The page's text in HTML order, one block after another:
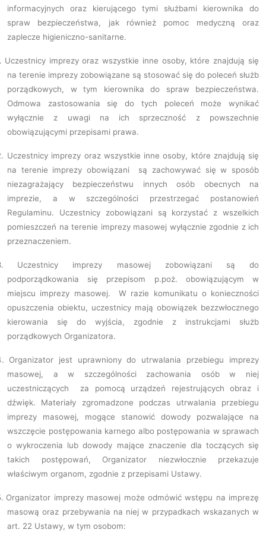
informacyjnych oraz kierującego tymi służbami kierownika do
spraw bezpieczeństwa, jak również pomoc medyczną oraz
zaplecze higieniczno-sanitarne.
Uczestnicy imprezy oraz wszystkie inne osoby, które znajdują się
na terenie imprezy zobowiązane są stosować się do poleceń służb
porządkowych, w tym kierownika do spraw bezpieczeństwa.
Odmowa zastosowania się do tych poleceń może wynikać
wyłącznie z uwagi na ich sprzeczność z powszechnie
obowiązującymi przepisami prawa.
Uczestnicy imprezy oraz wszystkie inne osoby, które znajdują się
na terenie imprezy obowiązani są zachowywać się w sposób
niezagrażający bezpieczeństwu innych osób obecnych na
imprezie, a w szczególności przestrzegać postanowień
Regulaminu. Uczestnicy zobowiązani są korzystać z wszelkich
pomieszczeń na terenie imprezy masowej wyłącznie zgodnie z ich
przeznaczeniem.
Uczestnicy imprezy masowej zobowiązani są do
podporządkowania się przepisom p.poż. obowiązującym w
miejscu imprezy masowej. W razie komunikatu o konieczności
opuszczenia obiektu, uczestnicy mają obowiązek bezzwłocznego
kierowania się do wyjścia, zgodnie z instrukcjami służb
porządkowych Organizatora.
Organizator jest uprawniony do utrwalania przebiegu imprezy
masowej, a w szczególności zachowania osób w niej
uczestniczących
za pomocą urządzeń rejestrujących obraz i
dźwięk. Materiały zgromadzone podczas utrwalania przebiegu
imprezy masowej, mogące stanowić dowody pozwalające na
wszczęcie postępowania karnego albo postępowania w sprawach
o wykroczenia lub dowody mające znaczenie dla toczących się
takich postępowań, Organizator niezwłocznie przekazuje
właściwym organom, zgodnie z przepisami Ustawy.
Organizator imprezy masowej może odmówić wstępu na imprezę
masową oraz przebywania na niej w przypadkach wskazanych w
art. 22 Ustawy, w tym osobom: